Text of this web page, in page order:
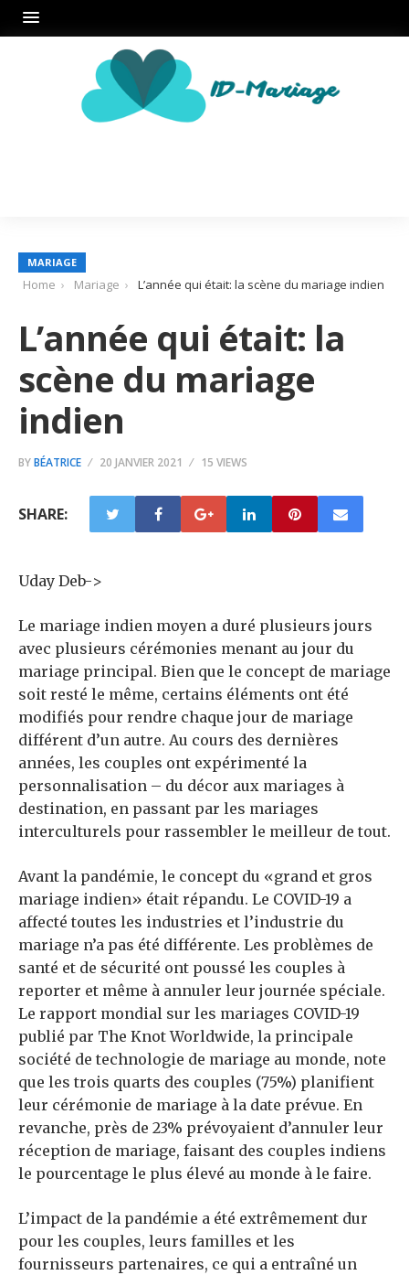
MARIAGE
Home Mariage L’année qui était: la scène du mariage indien
L’année qui était: la
scène du mariage
indien
BYBÉATRICE 20 JANVIER 2021 15 VIEWS
SHARE:
Uday Deb->
Le mariage indien moyen a duré plusieurs jours
avec plusieurs cérémonies menant au jour du
mariage principal. Bien que le concept de mariage
soit resté le même, certains éléments ont été
modifiés pour rendre chaque jour de mariage
différent d’un autre. Au cours des dernières
années, les couples ont expérimenté la
personnalisation – du décor aux mariages à
destination, en passant par les mariages
interculturels pour rassembler le meilleur de tout.
Avant la pandémie, le concept du «grand et gros
mariage indien» était répandu. Le COVID-19 a
affecté toutes les industries et l’industrie du
mariage n’a pas été différente. Les problèmes de
santé et de sécurité ont poussé les couples à
reporter et même à annuler leur journée spéciale.
Le rapport mondial sur les mariages COVID-19
publié par The Knot Worldwide, la principale
société de technologie de mariage au monde, note
que les trois quarts des couples (75%) planifient
leur cérémonie de mariage à la date prévue. En
revanche, près de 23% prévoyaient d’annuler leur
réception de mariage, faisant des couples indiens
le pourcentage le plus élevé au monde à le faire.
L’impact de la pandémie a été extrêmement dur
pour les couples, leurs familles et les
fournisseurs partenaires, ce qui a entraîné un